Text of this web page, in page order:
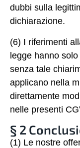
dubbi sulla
dichiarazione.
(6) I riferimenti
legge hanno
senza tale
applicano nella
direttamente
nelle presenti
§ 2
(1) Le nostre